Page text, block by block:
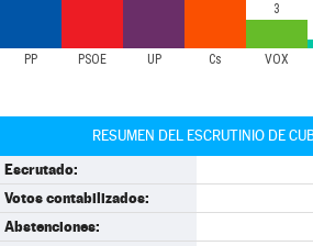
PP PSOE UP Cs VOX
3
RESUMEN DEL ESCRUTINIO DE
Escrutado:
Votos contabilizados:
Abstenciones: